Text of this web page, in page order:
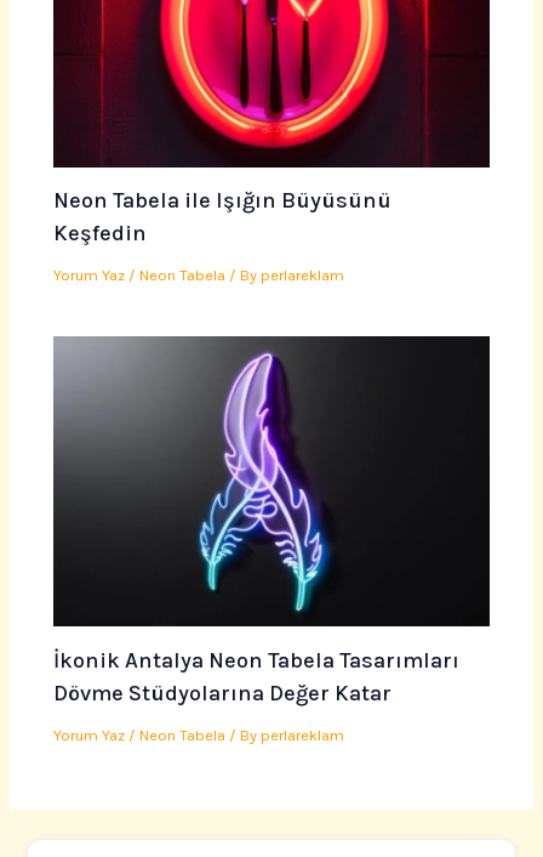
Neon Tabela ile Işığın Büyüsünü
Keşfedin
Yorum Yaz /Neon Tabela / Byperlareklam
İkonik Antalya Neon Tabela Tasarımları
Dövme Stüdyolarına Değer Katar
Yorum Yaz /Neon Tabela / Byperlareklam